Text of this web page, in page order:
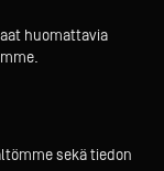
huomattavia
sekä tiedon